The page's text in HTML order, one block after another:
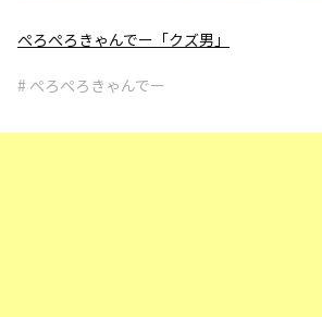
ぺろぺろきゃんでー「クズ男」
# ぺろぺろきゃんでー